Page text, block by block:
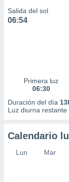
Salida del sol
06:54
Primera luz
06:30
Duración del día
Luz diurna restante
Calendario
Lun Mar